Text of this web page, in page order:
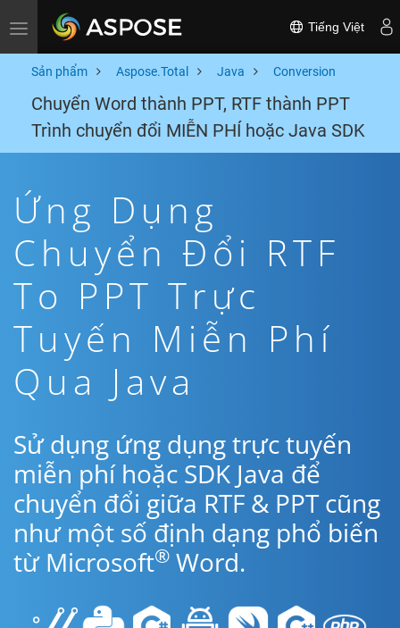
Toggle navigation Tiếng Việt
Sản phẩm Aspose.Total Java Conversion
Chuyển Word thành PPT, RTF thành PPT
Trình chuyển đổi MIỄN PHÍ hoặc Java SDK
Ứng Dụng
Chuyển Đổi RTF
To PPT Trực
Tuyến Miễn Phí
Qua Java
Sử dụng ứng dụng trực tuyến
miễn phí hoặc SDK Java để
chuyển đổi giữa RTF & PPT cũng
như một số định dạng phổ biến
từ Microsoft® Word.